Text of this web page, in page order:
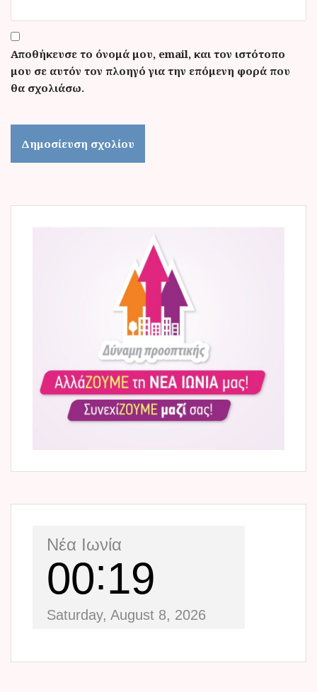
Αποθήκευσε το όνομά μου, email, και τον ιστότοπο
μου σε αυτόν τον πλοηγό για την επόμενη φορά που
θα σχολιάσω.
Νέα Ιωνία
00 19
Saturday, August 8, 2026